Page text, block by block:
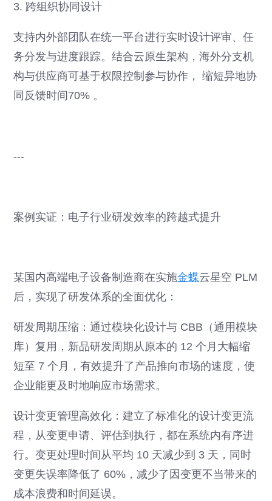
3. 跨组织协同设计
支持内外部团队在统一平台进行实时设计评审、任
务分发与进度跟踪。结合云原生架构，海外分支机
构与供应商可基于权限控制参与协作， 缩短异地协
同反馈时间70% 。
---
案例实证：电子行业研发效率的跨越式提升
某国内高端电子设备制造商在实施金蝶云星空 PLM
后，实现了研发体系的全面优化：
研发周期压缩：通过模块化设计与 CBB（通用模块
库）复用，新品研发周期从原本的 12 个月大幅缩
短至 7 个月，有效提升了产品推向市场的速度，使
企业能更及时地响应市场需求。
设计变更管理高效化：建立了标准化的设计变更流
程，从变更申请、评估到执行，都在系统内有序进
行。变更处理时间从平均 10 天减少到 3 天，同时
变更失误率降低了 60%，减少了因变更不当带来的
成本浪费和时间延误。